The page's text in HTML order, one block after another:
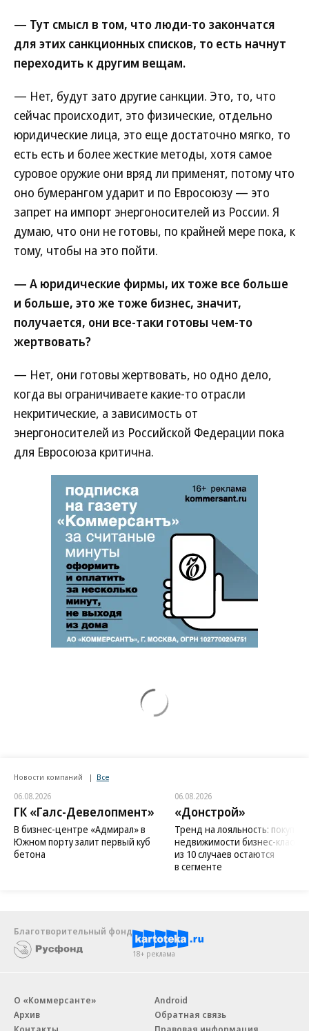
— Тут смысл в том, что люди-то закончатся
для этих санкционных списков, то есть начнут
переходить к другим вещам.
— Нет, будут зато другие санкции. Это, то, что
сейчас происходит, это физические, отдельно
юридические лица, это еще достаточно мягко, то
есть есть и более жесткие методы, хотя самое
суровое оружие они вряд ли применят, потому что
оно бумерангом ударит и по Евросоюзу — это
запрет на импорт энергоносителей из России. Я
думаю, что они не готовы, по крайней мере пока, к
тому, чтобы на это пойти.
— А юридические фирмы, их тоже все больше
и больше, это же тоже бизнес, значит,
получается, они все-таки готовы чем-то
жертвовать?
— Нет, они готовы жертвовать, но одно дело,
когда вы ограничиваете какие-то отрасли
некритические, а зависимость от
энергоносителей из Российской Федерации пока
для Евросоюза критична.
Новости компаний Все
06.08.2026
ГК «Галс-Девелопмент»
В бизнес-центре «Адмирал» в
Южном порту залит первый куб
бетона
06.08.2026
«Донстрой»
Тренд на лояльность:
недвижимости бизнес-класса
из 10 случаев остаются
в сегменте
Благотворительный фонд
18+ реклама
О «Коммерсанте»
Архив
Android
Обратная связь